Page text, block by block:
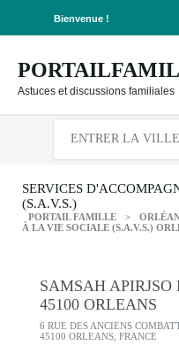
Bienvenue !
Astuces et discussions familiales
SERVICES
(S.A.V.S.)
PORTAIL FAMILLE >
À LA VIE SOCIALE (S.A.V.S.)
SAMSAH
45100 ORLEANS
6 RUE DES ANCIENS
45100 ORLEANS, FRANCE